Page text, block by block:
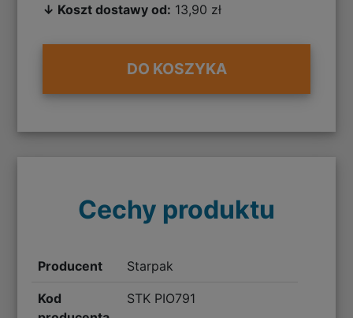
↓ Koszt dostawy od: 13,90 zł
DO KOSZYKA
Cechy produktu
Producent Starpak
Kod
STK PIO791